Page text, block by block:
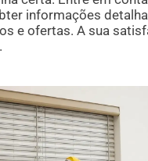
informações
e ofertas. A sua